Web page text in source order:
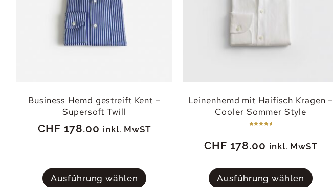
Business Hemd gestreift Kent –
Supersoft Twill
CHF 178.00 inkl. MwST
Ausführung wählen
Leinenhemd mit Haifisch Kragen –
Cooler Sommer Style
CHF 178.00 inkl. MwST
Ausführung wählen